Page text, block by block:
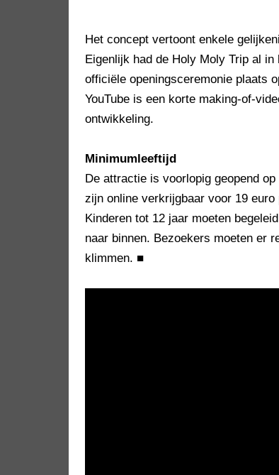
Het concept vertoont enkele
Eigenlijk had de Holy Moly Trip al
officiële openingsceremonie plaats
YouTube is een korte making-of-
ontwikkeling.
Minimumleeftijd
De attractie is voorlopig geopend
zijn online verkrijgbaar voor 19
Kinderen tot 12 jaar moeten
naar binnen. Bezoekers moeten er
klimmen. ■